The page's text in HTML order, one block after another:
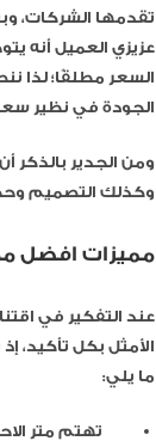
تقدمها الشركات،
عزيزي العميل أنه
السعر مطلقًا؛ لذا
الجودة في نظير
ومن الجدير بالذكر
وكذلك التصميم
مميزات افضل
عند التفكير في
الأمثل بكل تأكيد،
ما يلي:
تهتم متر